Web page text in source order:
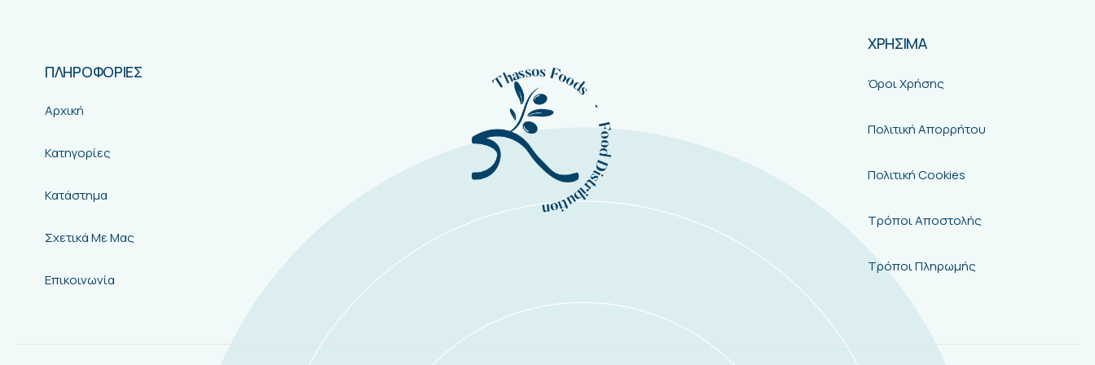
ΠΛΗΡΟΦΟΡΙΕΣ
Αρχική
Κατηγορίες
Κατάστημα
Σχετικά Με Μας
Επικοινωνία
ΧΡΗΣΙΜΑ
Όροι Χρήσης
Πολιτική Απορρήτου
Πολιτική Cookies
Τρόποι Αποστολής
Τρόποι Πληρωμής